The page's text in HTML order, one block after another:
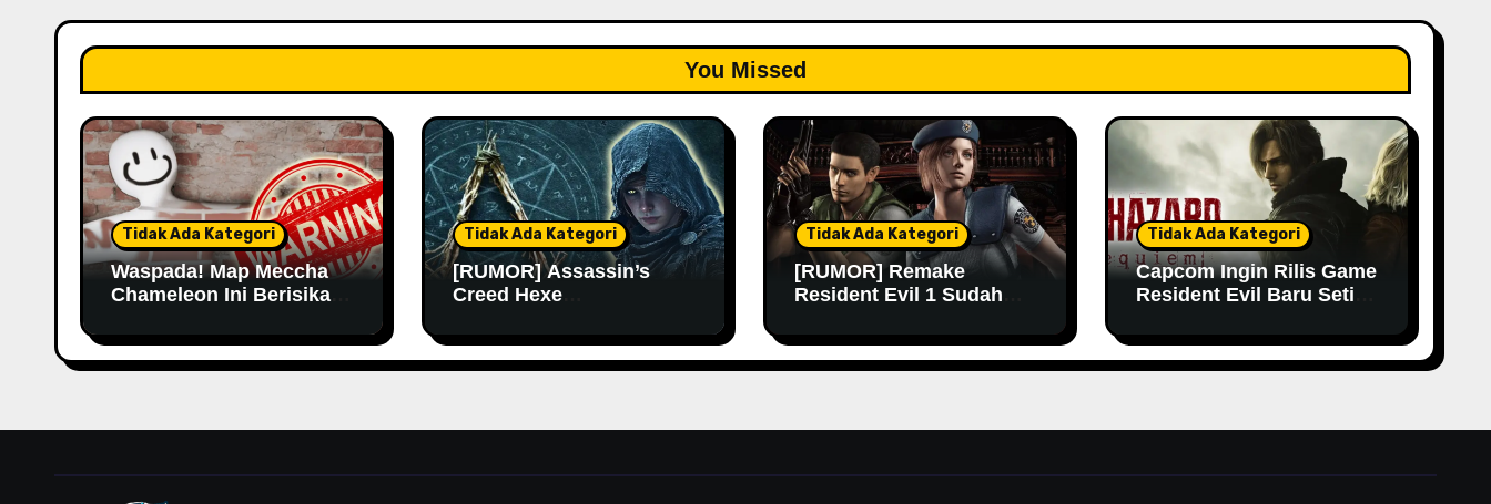
You Missed
Tidak Ada Kategori
Waspada! Map Meccha
Chameleon Ini Berisikan
Tidak Ada Kategori
[RUMOR] Assassin’s
Creed Hexe
Lama Lagi
Tidak Ada Kategori
[RUMOR] Remake
Resident Evil 1 Sudah
Produksi Sejak Tahun
Lalu
Tidak Ada Kategori
Capcom Ingin Rilis Game
Resident Evil Baru Setiap